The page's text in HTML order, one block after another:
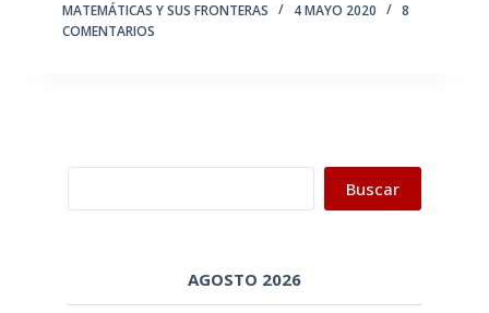
MATEMÁTICAS Y SUS FRONTERAS 4 MAYO 2020
8
COMENTARIOS
Buscar
AGOSTO 2026